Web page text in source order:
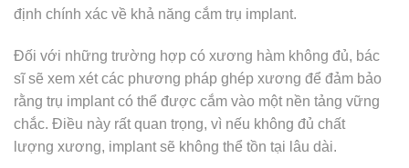
định chính xác về khả năng cắm trụ implant.
Đối với những trường hợp có xương hàm không đủ, bác
sĩ sẽ xem xét các phương pháp ghép xương để đảm bảo
rằng trụ implant có thể được cắm vào một nền tảng vững
chắc. Điều này rất quan trọng, vì nếu không đủ chất
lượng xương, implant sẽ không thể tồn tại lâu dài.